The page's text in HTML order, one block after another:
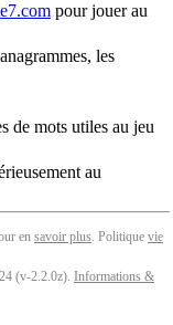
pour jouer au
les
de mots utiles au jeu
au
en savoir plus. Politique vie
(v-2.2.0z). Informations &